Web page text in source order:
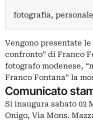
fotografia,
Vengono presentate
confronto” di Franco
fotografo modenese,
Franco Fontana” la
Comunicato
Si inaugura sabato 03
Onigo, Via Mons.